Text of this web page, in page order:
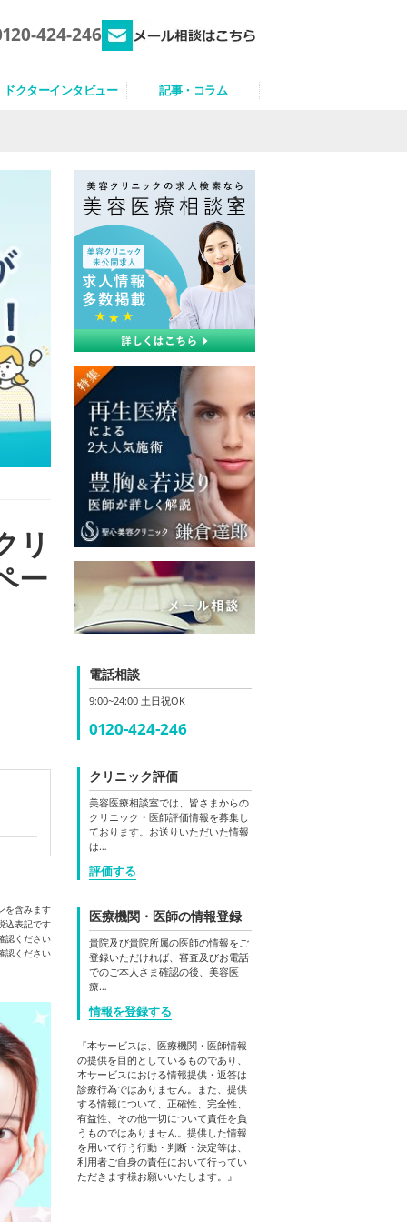
424-246
ドクターインタビュー 記事・コラム
リ
ー
を含みます
込表記です
認ください
電話相談
9:00~24:00 土日祝OK
0120-424-246
クリニック評価
美容医療相談室では、皆さまからの
クリニック・医師評価情報を募集し
ております。お送りいただいた情報
は…
評価する
医療機関・医師の情報登録
貴院及び貴院所属の医師の情報をご
登録いただければ、審査及びお電話
でのご本人さま確認の後、美容医
療…
情報を登録する
『本サービスは、医療機関・医師情報
の提供を目的としているものであり、
本サービスにおける情報提供・返答は
診療行為ではありません。また、提供
する情報について、正確性、完全性、
有益性、その他一切について責任を負
うものではありません。提供した情報
を用いて行う行動・判断・決定等は、
利用者ご自身の責任において行ってい
ただきます様お願いいたします。』